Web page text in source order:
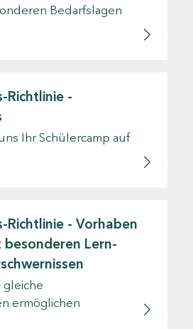
Bedarfslagen
Richtlinie -
Ihr Schülercamp auf
Richtlinie - Vorhaben
Lern-
gleiche
ermöglichen